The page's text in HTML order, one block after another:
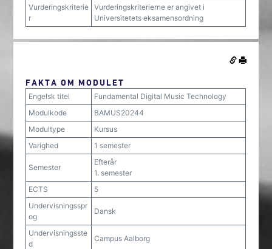
Vurderingskriterie
r
Vurderingskriterierne er angivet i
Universitetets eksamensordning
FAKTA OM MODULET
Engelsk titel
Fundamental Digital Music Technology
Modulkode
BAMUS20244
Modultype
Kursus
Varighed
1 semester
Semester
Efterår
1. semester
ECTS
5
Undervisningsspr
og
Dansk
Undervisningsste
d
Campus Aalborg